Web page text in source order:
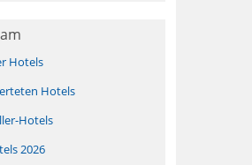
Hotels
Hotels
Hotels
2026